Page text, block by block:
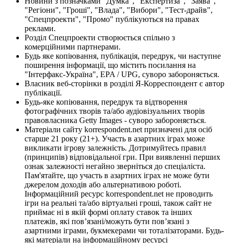
"Регіони", "Гроші", "Влада", "Вибори", "Тест-драйв",
"Спецпроекти", "Промо" публікуються на правах
реклами.
Розділ Спецпроекти створюється спільно з
комерційними партнерами.
Будь яке копіювання, публікація, передрук, чи наступне
поширення інформації, що містить посилання на
"Інтерфакс-Україна", EPA / UPG, суворо забороняється.
Власник веб-сторінки в розділі Я-Корреспондент є автор
публікації.
Будь-яке копіювання, передрук та відтворення
фотографічних творів та/або аудіовізуальних творів
правовласника Getty Images - суворо забороняється.
Матеріали сайту korrespondent.net призначені для осіб
старше 21 року (21+). Участь в азартних іграх може
викликати ігрову залежність. Дотримуйтесь правил
(принципів) відповідальної гри. При виявленні перших
ознак залежності негайно зверніться до спеціаліста.
Пам'ятайте, що участь в азартних іграх не може бути
джерелом доходів або альтернативою роботі.
Інформаційний ресурс korrespondent.net не проводить
ігри на реальні та/або віртуальні гроші, також сайт не
приймає ні в якій формі оплату ставок та інших
платежів, які пов’язані/можуть бути пов’язані з
азартними іграми, букмекерами чи тоталізаторами. Будь-
які матеріали на інформаційному ресурсі